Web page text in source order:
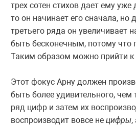
трех сотен стихов дает ему
то он начинает его сначала,
третьего ряда он увеличивает
быть бесконечным, потому что
Таким образом можно прийти к
Этот фокус Арну должен
быть более удивительного,
ряд цифр и затем их
воспроизводит вовсе не цифры,